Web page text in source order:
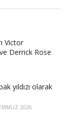
Victor
Derrick Rose
yıldızı olarak
2026